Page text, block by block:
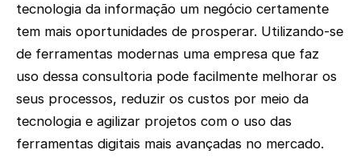
tecnologia da informação um negócio certamente
tem mais oportunidades de prosperar. Utilizando-se
de ferramentas modernas uma empresa que faz
uso dessa consultoria pode facilmente melhorar os
seus processos, reduzir os custos por meio da
tecnologia e agilizar projetos com o uso das
ferramentas digitais mais avançadas no mercado.